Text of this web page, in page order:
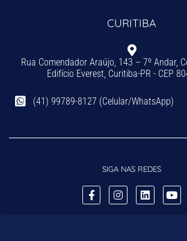
CURITIBA
Rua Comendador Araújo, 143 – 7º Andar,
Edifício Everest, Curitiba-PR - CEP
(41) 99789-8127 (Celular/WhatsApp)
SIGA NAS REDES